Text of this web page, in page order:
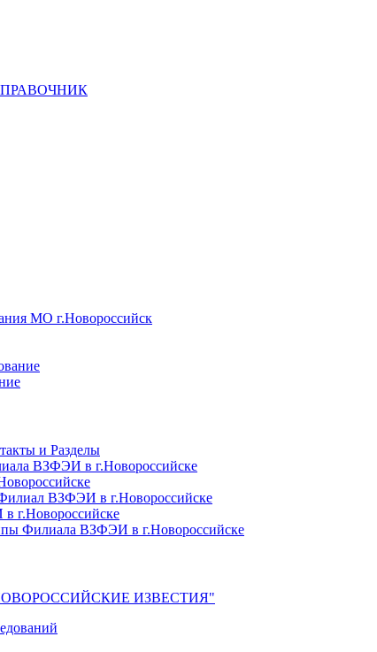
СПРАВОЧНИК
МО г.Новороссийск
и Разделы
ВЗФЭИ в г.Новороссийске
ВЗФЭИ в г.Новороссийске
г.Новороссийске
Филиала ВЗФЭИ в г.Новороссийске
"НОВОРОССИЙСКИЕ ИЗВЕСТИЯ"